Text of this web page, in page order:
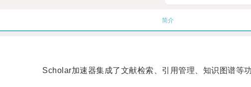
简介
Scholar加速器集成了文献检索、引用管理、知识图谱等功